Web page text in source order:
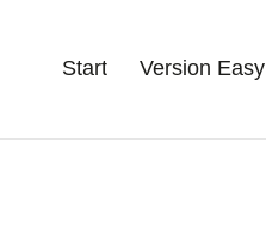
Start Version Easy